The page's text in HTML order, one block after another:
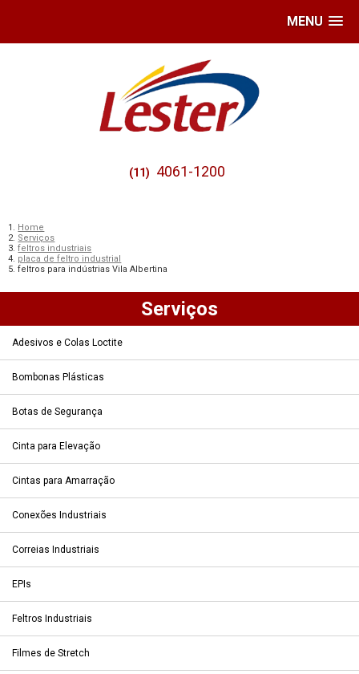
MENU
(11) 4061-1200
Home
Serviços
feltros industriais
placa de feltro industrial
feltros para indústrias Vila Albertina
Serviços
Adesivos e Colas Loctite
Bombonas Plásticas
Botas de Segurança
Cinta para Elevação
Cintas para Amarração
Conexões Industriais
Correias Industriais
EPIs
Feltros Industriais
Filmes de Stretch